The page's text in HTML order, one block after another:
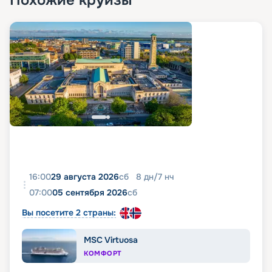
описанием кают, увидеть фото лайнера
Rhapsody of the Seas можно прямо на этой
странице. Здесь же вы сможете забронировать
место на этом замечательном лайнере и купить
путевку на незабываемый тур в навигацию 2026 -
2027 по выгодной цене. По всем интересующим
вас вопросам обращайтесь к нашим
специалистам в онлайн-форме или по
контактному номеру.
16:0029 августа 2026сб 8 дн/7 нч
07:0005 сентября 2026сб
Вы посетите 2 страны:
MSC Virtuosa
КОМФОРТ